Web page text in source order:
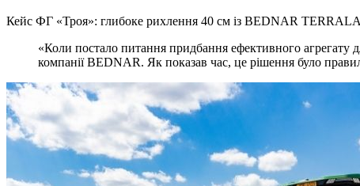
Кейс ФГ «Троя»: глибоке рихлення 40 см із BEDNAR
«Коли постало питання придбання ефективного
компанії BEDNAR. Як показав час, це рішення було